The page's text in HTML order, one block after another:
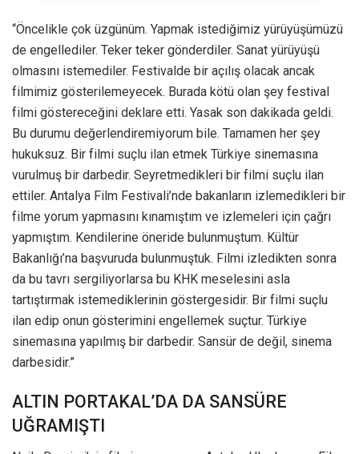
“Öncelikle çok üzgünüm. Yapmak istediğimiz yürüyüşümüzü
de engellediler. Teker teker gönderdiler. Sanat yürüyüşü
olmasını istemediler. Festivalde bir açılış olacak ancak
filmimiz gösterilemeyecek. Burada kötü olan şey festival
filmi göstereceğini deklare etti. Yasak son dakikada geldi.
Bu durumu değerlendiremiyorum bile. Tamamen her şey
hukuksuz. Bir filmi suçlu ilan etmek Türkiye sinemasına
vurulmuş bir darbedir. Seyretmedikleri bir filmi suçlu ilan
ettiler. Antalya Film Festivali’nde bakanların izlemedikleri bir
filme yorum yapmasını kınamıştım ve izlemeleri için çağrı
yapmıştım. Kendilerine öneride bulunmuştum. Kültür
Bakanlığı’na başvuruda bulunmuştuk. Filmi izledikten sonra
da bu tavrı sergiliyorlarsa bu KHK meselesini asla
tartıştırmak istemediklerinin göstergesidir. Bir filmi suçlu
ilan edip onun gösterimini engellemek suçtur. Türkiye
sinemasına yapılmış bir darbedir. Sansür de değil, sinema
darbesidir.”
ALTIN PORTAKAL’DA DA SANSÜRE
UĞRAMIŞTI